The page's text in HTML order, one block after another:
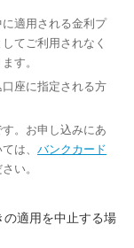
適用される金利プ
てご利用されなく
す。
座に指定される方
。お申し込みにあ
は、 バンクカード
い。
の適用を中止する場